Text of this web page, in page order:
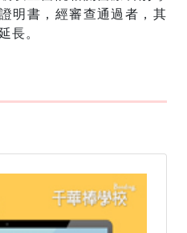
明書，經審查通過者，其
長。